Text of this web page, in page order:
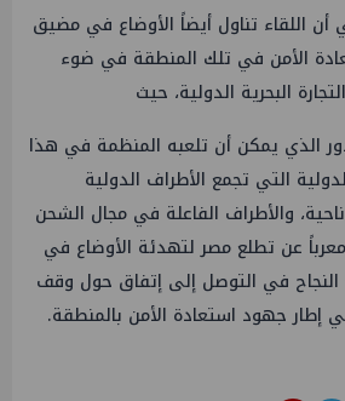
اللقاء تناول أيضاً الأوضاع في مضيق
الأمن في تلك المنطقة في ضوء
البحرية الدولية، حيث
الذي يمكن أن تلعبه المنظمة في هذا
التي تجمع الأطراف الدولية
والأطراف الفاعلة في مجال الشحن
عن تطلع مصر لتهدئة الأوضاع في
في التوصل إلى إتفاق حول وقف
إطار جهود استعادة الأمن بالمنطقة.